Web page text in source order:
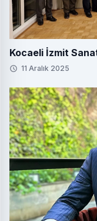
Kocaeli İzmit
11 Aralık 2025